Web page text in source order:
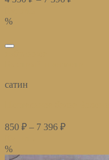
%
сатин
850 ₽ – 7 396 ₽
%